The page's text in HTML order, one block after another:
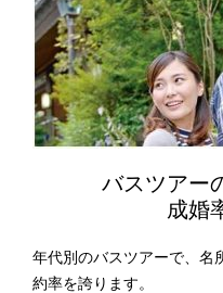
バスツアー
成婚
年代別のバスツアーで、名
約率を誇ります。